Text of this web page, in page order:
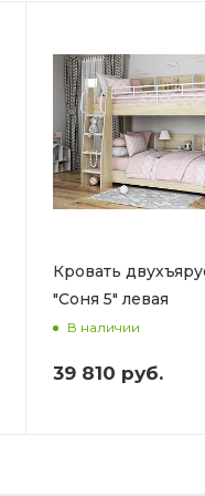
Кровать
"Соня 5" левая
В наличии
39 810 руб.